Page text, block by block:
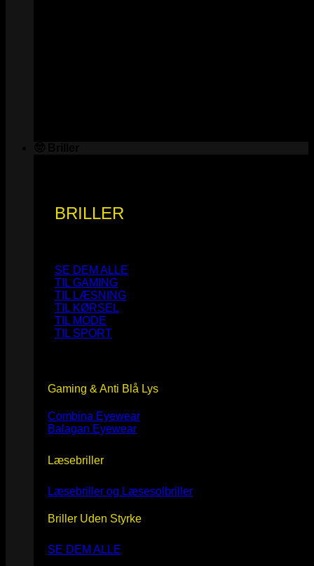
BRILLER
SE DEM ALLE
TIL GAMING
TIL LÆSNING
TIL KØRSEL
TIL MODE
TIL SPORT
Gaming & Anti Blå Lys
Combina Eyewear
Balagan Eyewear
Læsebriller
Læsebriller og Læsesolbriller
Briller Uden Styrke
SE DEM ALLE